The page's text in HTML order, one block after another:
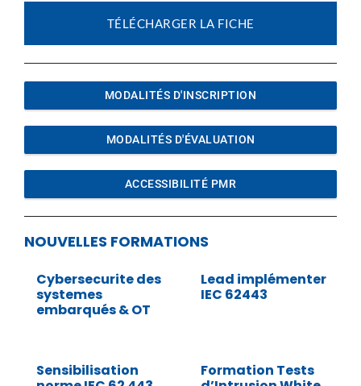
TÉLÉCHARGER LA FICHE
MODALITÉS D'INSCRIPTION
MODALITÉS D'ÉVALUATION
ACCESSIBILITÉ PMR
NOUVELLES FORMATIONS
Cybersecurite des
systemes
embarqués & OT
Lead implémenter
IEC 62443
Sensibilisation
Formation Tests